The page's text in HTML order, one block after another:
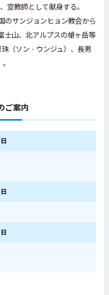
宣教師として献身する。
のサンジョンヒョン教会から
士山、北アルプスの槍ヶ岳等
（ソンㆍウンジュ）、長男
ご案内